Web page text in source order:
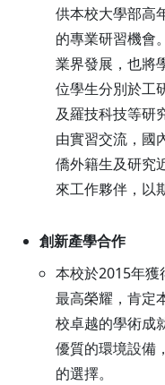
供本校大學部高
的專業研習機會
業界發展，也將
位學生分別於工
及羅技科技等研
由實習交流，國
僑外籍生及研究
來工作夥伴，以
創新產學合作
本校於2015年獲
最高榮耀，肯定
校卓越的學術成
優質的環境設備
的選擇。